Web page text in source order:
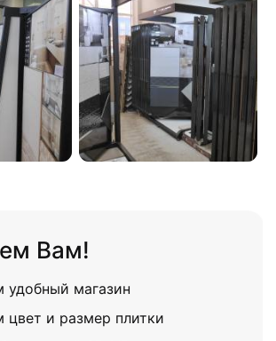
Вам!
удобный магазин
цвет и размер плитки